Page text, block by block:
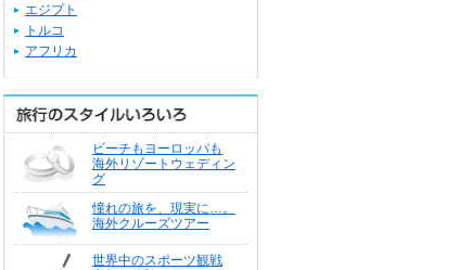
エジプト
トルコ
アフリカ
ビーチもヨーロッパも
海外リゾートウェディン
グ
憧れの旅を、現実に…。
海外クルーズツアー
世界中のスポーツ観戦